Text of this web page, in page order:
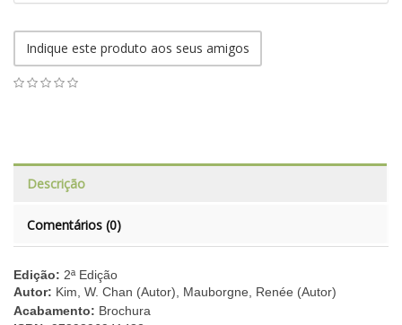
Indique este produto aos seus amigos
Descrição
Comentários (0)
Edição: 2ª Edição
Autor: Kim, W. Chan (Autor), Mauborgne, Renée (Autor)
Acabamento: Brochura